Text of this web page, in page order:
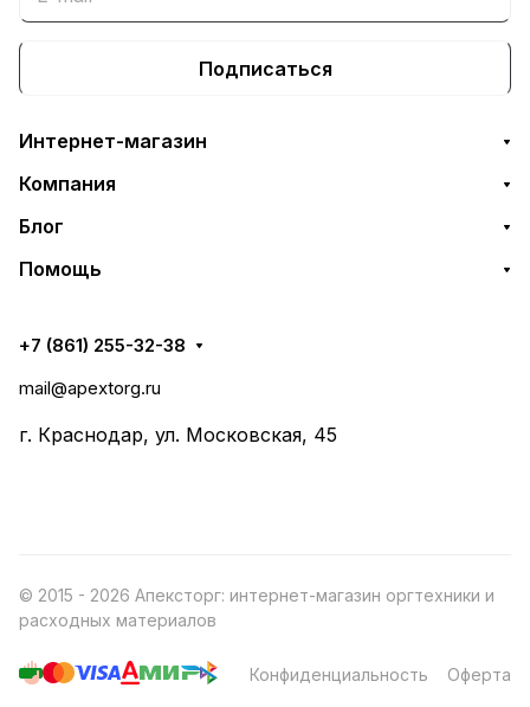
Подписаться
Интернет-магазин
Компания
Блог
Помощь
+7 (861) 255-32-38
mail@apextorg.ru
г. Краснодар, ул. Московская, 45
© 2015 - 2026 Апексторг: интернет-магазин оргтехники и
расходных материалов
Конфиденциальность Оферта